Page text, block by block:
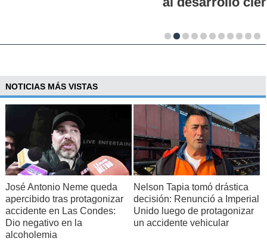
NOTICIAS MÁS VISTAS
José Antonio Neme queda
apercibido tras protagonizar
accidente en Las Condes:
Dio negativo en la
alcoholemia
Nelson Tapia tomó drástica
decisión: Renunció a Imperial
Unido luego de protagonizar
un accidente vehicular